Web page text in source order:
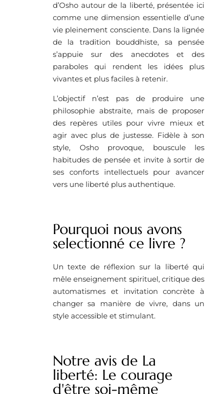
d’Osho autour de la liberté, présentée ici
comme une dimension essentielle d’une
vie pleinement consciente. Dans la lignée
de la tradition bouddhiste, sa pensée
s’appuie sur des anecdotes et des
paraboles qui rendent les idées plus
vivantes et plus faciles à retenir.
L’objectif n’est pas de produire une
philosophie abstraite, mais de proposer
des repères utiles pour vivre mieux et
agir avec plus de justesse. Fidèle à son
style, Osho provoque, bouscule les
habitudes de pensée et invite à sortir de
ses conforts intellectuels pour avancer
vers une liberté plus authentique.
Pourquoi nous avons
selectionné ce livre ?
Un texte de réflexion sur la liberté qui
mêle enseignement spirituel, critique des
automatismes et invitation concrète à
changer sa manière de vivre, dans un
style accessible et stimulant.
Notre avis de La
liberté: Le courage
d'être soi-même